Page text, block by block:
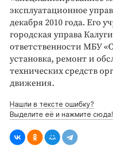
эксплуатационное
декабря 2010 года. Его
городская управа
ответственности МБУ
установка, ремонт и
технических средств
движения.
Нашли в тексте ошибку?
Выделите её и нажмите сюда!